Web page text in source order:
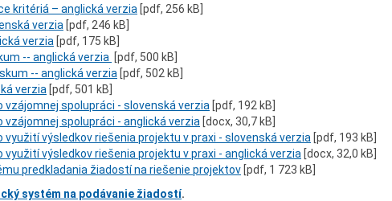
kritériá – anglická verzia [pdf, 256 kB]
verzia [pdf, 246 kB]
verzia [pdf, 175 kB]
-- anglická verzia [pdf, 500 kB]
-- anglická verzia [pdf, 502 kB]
verzia [pdf, 501 kB]
vzájomnej spolupráci - slovenská verzia [pdf, 192 kB]
vzájomnej spolupráci - anglická verzia [docx, 30,7 kB]
využití výsledkov riešenia projektu v praxi - slovenská verzia [pdf, 193 kB]
využití výsledkov riešenia projektu v praxi - anglická verzia [docx, 32,0 kB]
predkladania žiadostí na riešenie projektov [pdf, 1 723 kB]
systém na podávanie žiadostí.